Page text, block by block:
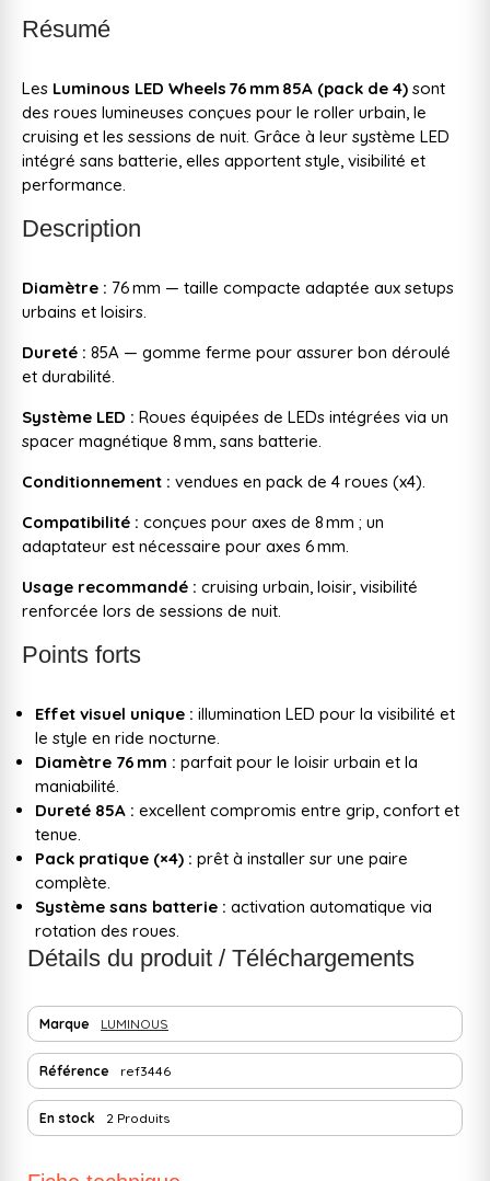
Résumé
Les Luminous LED Wheels 76 mm 85A (pack de 4) sont
des roues lumineuses conçues pour le roller urbain, le
cruising et les sessions de nuit. Grâce à leur système LED
intégré sans batterie, elles apportent style, visibilité et
performance.
Description
Diamètre : 76 mm — taille compacte adaptée aux setups
urbains et loisirs.
Dureté : 85A — gomme ferme pour assurer bon déroulé
et durabilité.
Système LED : Roues équipées de LEDs intégrées via un
spacer magnétique 8 mm, sans batterie.
Conditionnement : vendues en pack de 4 roues (x4).
Compatibilité : conçues pour axes de 8 mm ; un
adaptateur est nécessaire pour axes 6 mm.
Usage recommandé : cruising urbain, loisir, visibilité
renforcée lors de sessions de nuit.
Points forts
Effet visuel unique : illumination LED pour la visibilité et
le style en ride nocturne.
Diamètre 76 mm : parfait pour le loisir urbain et la
maniabilité.
Dureté 85A : excellent compromis entre grip, confort et
tenue.
Pack pratique (×4) : prêt à installer sur une paire
complète.
Système sans batterie : activation automatique via
rotation des roues.
Détails du produit / Téléchargements
Marque LUMINOUS
Référence ref3446
En stock 2 Produits